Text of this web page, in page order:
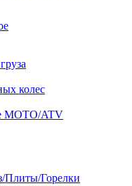
колес
MOTO/ATV
Плиты/Горелки